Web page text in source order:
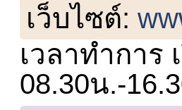
เว็บไซต์:
เวลาทำการ
08.30น.-